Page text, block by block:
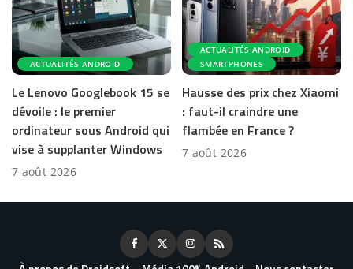
ACTUALITÉS ANDROID
Le Lenovo Googlebook 15 se
dévoile : le premier
ordinateur sous Android qui
vise à supplanter Windows
7 août 2026
ACTUALITÉS ANDROID
SMARTPHONES
Hausse des prix chez Xiaomi
: faut-il craindre une
flambée en France ?
7 août 2026